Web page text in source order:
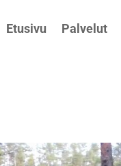
Etusivu Palvelut